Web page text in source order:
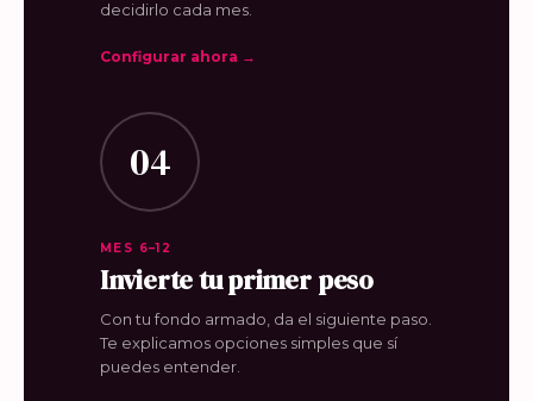
decidirlo cada mes.
Configurar ahora →
04
MES 6–12
Invierte tu primer peso
Con tu fondo armado, da el siguiente paso.
Te explicamos opciones simples que sí
puedes entender.